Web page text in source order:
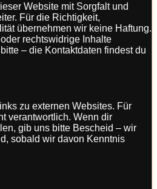
Website mit Sorgfalt und
Für die Richtigkeit,
übernehmen wir keine Haftung.
rechtswidrige Inhalte
– die Kontaktdaten findest du
zu externen Websites. Für
verantwortlich. Wenn dir
gib uns bitte Bescheid – wir
sobald wir davon Kenntnis